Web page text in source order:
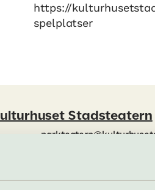
https://
spelplatser
Stadsteatern